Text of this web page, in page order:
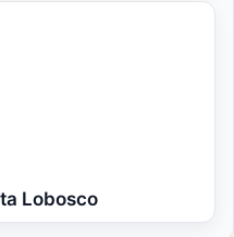
Lobosco